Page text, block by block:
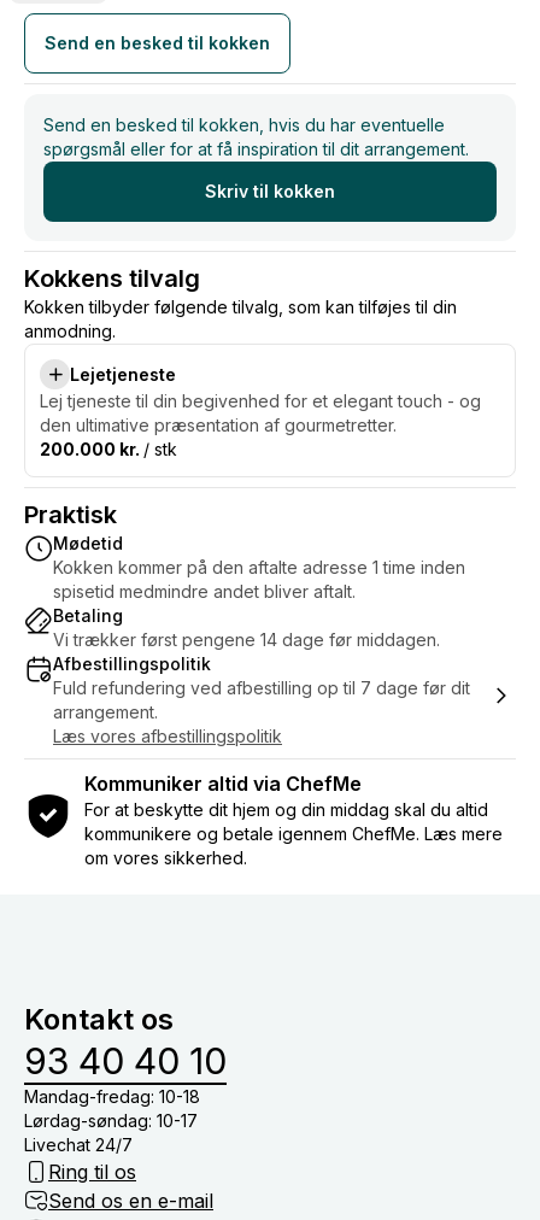
📩 Lad os connecte! Jeg ville elske at skabe en
lækker oplevelse for dig. <3
Send en besked til kokken
Send en besked til kokken, hvis du har eventuelle
spørgsmål eller for at få inspiration til dit arrangement.
Skriv til kokken
Kokkens tilvalg
Kokken tilbyder følgende tilvalg, som kan tilføjes til din
anmodning.
Lejetjeneste
Lej tjeneste til din begivenhed for et elegant touch - og
den ultimative præsentation af gourmetretter.
200.000 kr. / stk
Praktisk
Mødetid
Kokken kommer på den aftalte adresse 1 time inden
spisetid medmindre andet bliver aftalt.
Betaling
Vi trækker først pengene 14 dage før middagen.
Afbestillingspolitik
Fuld refundering ved afbestilling op til 7 dage før dit
arrangement.
Læs vores afbestillingspolitik
Kommuniker altid via ChefMe
For at beskytte dit hjem og din middag skal du altid
kommunikere og betale igennem ChefMe. Læs mere
om vores sikkerhed.
Kontakt os
93 40 40 10
Mandag-fredag: 10-18
Lørdag-søndag: 10-17
Livechat 24/7
Ring til os
Send os en e-mail